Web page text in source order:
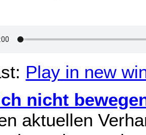
Play in new
nicht
aktuellen